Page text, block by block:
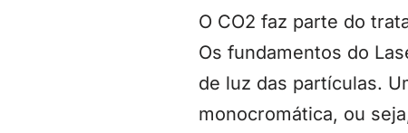
O CO2 faz parte do
Os fundamentos do
de luz das partículas.
monocromática, ou